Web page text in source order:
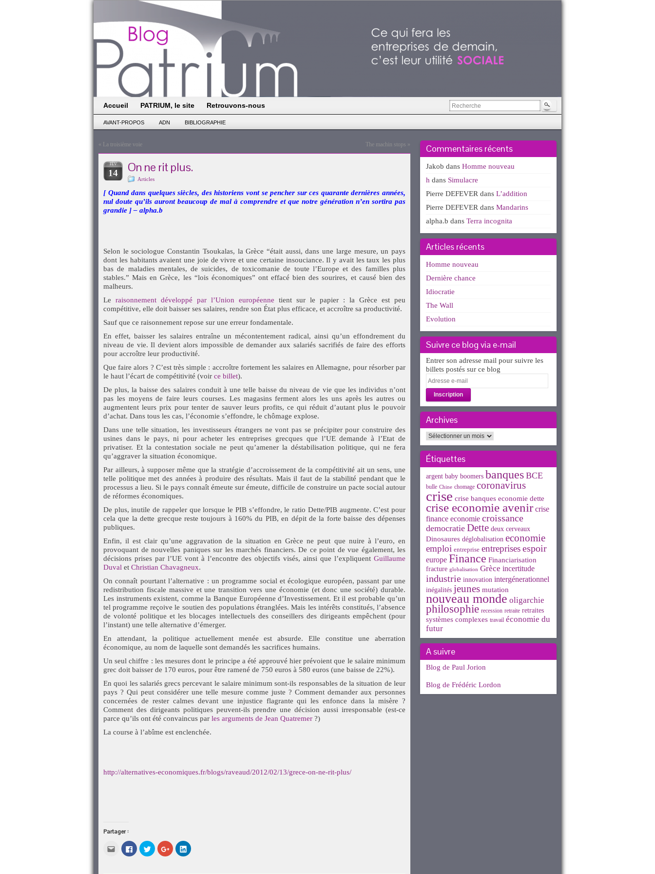
Accueil PATRIUM, le site Retrouvons-nous
AVANT-PROPOS ADN BIBLIOGRAPHIE
« La troisième voie The machin stops »
FÉV
14 On ne rit plus.
Articles
[ Quand dans quelques siècles, des historiens vont se pencher sur ces quarante dernières années,
nul doute qu’ils auront beaucoup de mal à comprendre et que notre génération n’en sortira pas
grandie ] – alpha.b
Selon le sociologue Constantin Tsoukalas, la Grèce “était aussi, dans une large mesure, un pays
dont les habitants avaient une joie de vivre et une certaine insouciance. Il y avait les taux les plus
bas de maladies mentales, de suicides, de toxicomanie de toute l’Europe et des familles plus
stables.” Mais en Grèce, les “lois économiques” ont effacé bien des sourires, et causé bien des
malheurs.
Le raisonnement développé par l’Union européenne tient sur le papier : la Grèce est peu
compétitive, elle doit baisser ses salaires, rendre son État plus efficace, et accroître sa productivité.
Sauf que ce raisonnement repose sur une erreur fondamentale.
En effet, baisser les salaires entraîne un mécontentement radical, ainsi qu’un effondrement du
niveau de vie. Il devient alors impossible de demander aux salariés sacrifiés de faire des efforts
pour accroître leur productivité.
Que faire alors ? C’est très simple : accroître fortement les salaires en Allemagne, pour résorber par
le haut l’écart de compétitivité (voir ce billet).
De plus, la baisse des salaires conduit à une telle baisse du niveau de vie que les individus n’ont
pas les moyens de faire leurs courses. Les magasins ferment alors les uns après les autres ou
augmentent leurs prix pour tenter de sauver leurs profits, ce qui réduit d’autant plus le pouvoir
d’achat. Dans tous les cas, l’économie s’effondre, le chômage explose.
Dans une telle situation, les investisseurs étrangers ne vont pas se précipiter pour construire des
usines dans le pays, ni pour acheter les entreprises grecques que l’UE demande à l’Etat de
privatiser. Et la contestation sociale ne peut qu’amener la déstabilisation politique, qui ne fera
qu’aggraver la situation économique.
Par ailleurs, à supposer même que la stratégie d’accroissement de la compétitivité ait un sens, une
telle politique met des années à produire des résultats. Mais il faut de la stabilité pendant que le
processus a lieu. Si le pays connaît émeute sur émeute, difficile de construire un pacte social autour
de réformes économiques.
De plus, inutile de rappeler que lorsque le PIB s’effondre, le ratio Dette/PIB augmente. C’est pour
cela que la dette grecque reste toujours à 160% du PIB, en dépit de la forte baisse des dépenses
publiques.
Enfin, il est clair qu’une aggravation de la situation en Grèce ne peut que nuire à l’euro, en
provoquant de nouvelles paniques sur les marchés financiers. De ce point de vue également, les
décisions prises par l’UE vont à l’encontre des objectifs visés, ainsi que l’expliquent Guillaume
Duval et Christian Chavagneux.
On connaît pourtant l’alternative : un programme social et écologique européen, passant par une
redistribution fiscale massive et une transition vers une économie (et donc une société) durable.
Les instruments existent, comme la Banque Européenne d’Investissement. Et il est probable qu’un
tel programme reçoive le soutien des populations étranglées. Mais les intérêts constitués, l’absence
de volonté politique et les blocages intellectuels des conseillers des dirigeants empêchent (pour
l’instant) une telle alternative d’émerger.
En attendant, la politique actuellement menée est absurde. Elle constitue une aberration
économique, au nom de laquelle sont demandés les sacrifices humains.
Un seul chiffre : les mesures dont le principe a été approuvé hier prévoient que le salaire minimum
grec doit baisser de 170 euros, pour être ramené de 750 euros à 580 euros (une baisse de 22%).
En quoi les salariés grecs percevant le salaire minimum sont-ils responsables de la situation de leur
pays ? Qui peut considérer une telle mesure comme juste ? Comment demander aux personnes
concernées de rester calmes devant une injustice flagrante qui les enfonce dans la misère ?
Comment des dirigeants politiques peuvent-ils prendre une décision aussi irresponsable (est-ce
parce qu’ils ont été convaincus par les arguments de Jean Quatremer ?)
La course à l’abîme est enclenchée.
http://alternatives-economiques.fr/blogs/raveaud/2012/02/13/grece-on-ne-rit-plus/
Partager :
Cliquez
pour
envoyer
Cliquez
pour
partager
Cliquez
pour
partager
Cliquez
pour
partager
Cliquez
pour
Commentaires récents
Jakob dans Homme nouveau
h dans Simulacre
Pierre DEFEVER dans L’addition
Pierre DEFEVER dans Mandarins
alpha.b dans Terra incognita
Articles récents
Homme nouveau
Dernière chance
Idiocratie
The Wall
Evolution
Suivre ce blog via e-mail
Entrer son adresse mail pour suivre les
billets postés sur ce blog
Adresse
e-
mail
Archives
Archives
Étiquettes
argent baby boomers banques BCE
bulle Chine chomage coronavirus
crise crise banques economie dette
crise economie avenir crise
finance economie croissance
democratie Dette deux cerveaux
Dinosaures déglobalisation economie
emploi entreprise entreprisesespoir
europe Finance Financiarisation
fracture globalisation Grèce incertitude
industrie innovation intergénerationnel
inégalités jeunes mutation
nouveau monde oligarchie
philosophie recession retraite retraites
systèmes complexes travail économie du
futur
A suivre
Blog de Paul Jorion
Blog de Frédéric Lordon